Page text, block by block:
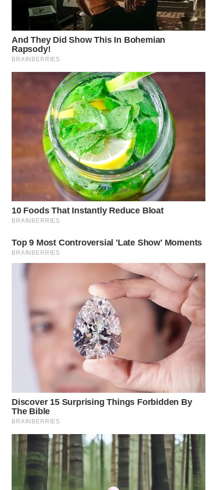
WN
PADANG
LAWAS
WN
WN
WN
KEPULAUAN
SERIBU
TANGERANG
WN
INDRAMAYU
WN
WN
WN
SUBANG
WN
SUKABUMI
WN